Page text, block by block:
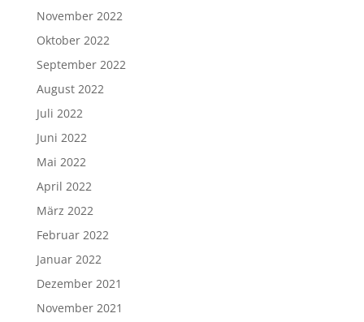
November 2022
Oktober 2022
September 2022
August 2022
Juli 2022
Juni 2022
Mai 2022
April 2022
März 2022
Februar 2022
Januar 2022
Dezember 2021
November 2021